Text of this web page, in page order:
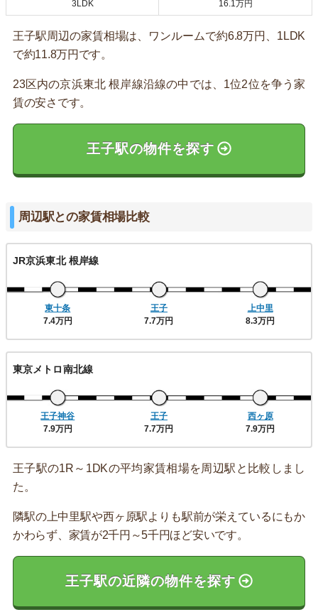
3LDK 16.1万円
王子駅周辺の家賃相場は、ワンルームで約6.8万円、1LDK
で約11.8万円です。
23区内の京浜東北 根岸線沿線の中では、1位2位を争う家
賃の安さです。
王子駅の物件を探す
周辺駅との家賃相場比較
JR京浜東北 根岸線
東十条
7.4万円
王子
7.7万円
上中里
8.3万円
東京メトロ南北線
王子神谷
7.9万円
王子
7.7万円
西ヶ原
7.9万円
王子駅の1R～1DKの平均家賃相場を周辺駅と比較しまし
た。
隣駅の上中里駅や西ヶ原駅よりも駅前が栄えているにもか
かわらず、家賃が2千円～5千円ほど安いです。
王子駅の近隣の物件を探す